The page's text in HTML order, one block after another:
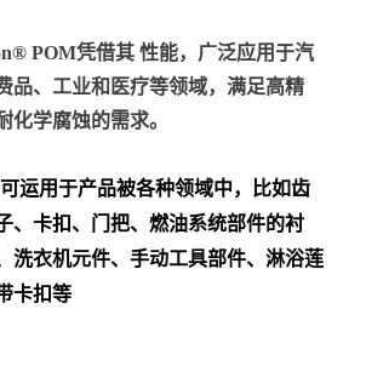
POM凭借其 性能，广泛应用于汽
品、工业和医疗等领域，满足高精
化学腐蚀的需求。
运用于产品被各种领域中，比如齿
、卡扣、门把、 燃油系统部件的衬
洗衣机元件、手动工具部件、淋浴莲
卡扣等